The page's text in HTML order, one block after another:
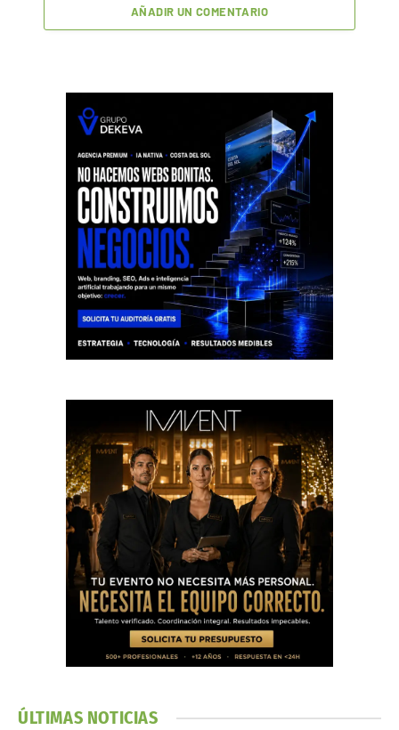
AÑADIR UN COMENTARIO
ÚLTIMAS NOTICIAS